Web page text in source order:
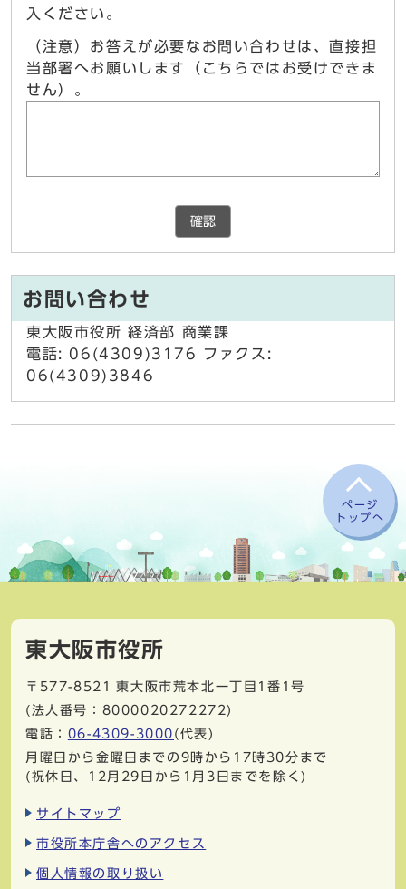
入ください。
（注意）お答えが必要なお問い合わせは、直接担
当部署へお願いします（こちらではお受けできま
せん）。
確認
お問い合わせ
東大阪市役所 経済部 商業課
電話: 06(4309)3176 ファクス:
06(4309)3846
ページ
トップへ
東大阪市役所
〒577-8521
東大阪市荒本北一丁目1番1号
(法人番号：8000020272272)
電話： 06-4309-3000 (代表)
月曜日から金曜日までの9時から17時30分まで
(祝休日、12月29日から1月3日までを除く)
サイトマップ
市役所本庁舎へのアクセス
個人情報の取り扱い